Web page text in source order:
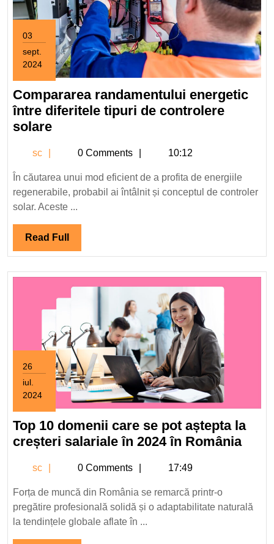
03
sept.
2024
septembrie
2024
Compararea randamentului energetic
între diferitele tipuri de controlere
solareCompararea
energetic
între
diferitele
tipuri
de
controlere
solare
sc 0 Comments 10:12
În căutarea unui mod eficient de a profita de energiile
regenerabile, probabil ai întâlnit și conceptul de controler
solar. Aceste ...
Read Full Read
Full
26
iul.
2024
iulie
2024
Top 10 domenii care se pot aștepta la
creșteri salariale în 2024 în RomâniaTop
se
sc 0 Comments 17:49
Forța de muncă din România se remarcă printr-o
pregătire profesională solidă și o adaptabilitate naturală
la tendințele globale aflate în ...